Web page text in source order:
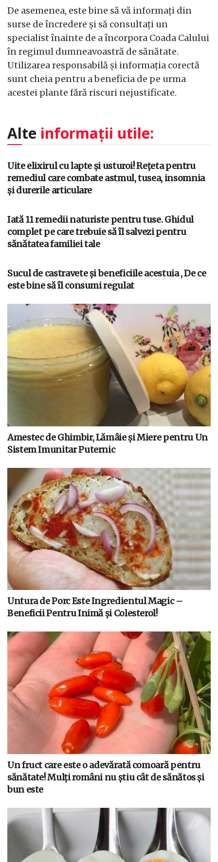
De asemenea, este bine să vă informați din
surse de încredere și să consultați un
specialist înainte de a încorpora Coada Calului
în regimul dumneavoastră de sănătate.
Utilizarea responsabilă și informația corectă
sunt cheia pentru a beneficia de pe urma
acestei plante fără riscuri nejustificate.
Alte informații utile:
Uite elixirul cu lapte și usturoi! Rețeta pentru
remediul care combate astmul, tusea, insomnia
și durerile articulare
Iată 11 remedii naturiste pentru tuse. Ghidul
complet pe care trebuie să îl salvezi pentru
sănătatea familiei tale
Sucul de castravete și beneficiile acestuia , De ce
este bine să îl consumi regulat
Amestec de Ghimbir, Lămâie și Miere pentru Un
Sistem Imunitar Puternic
Untura de Porc Este Ingredientul Magic –
Beneficii Pentru Inimă și Colesterol!
Un fruct care este o adevărată comoară pentru
sănătate! Mulți români nu știu cât de sănătos și
bun este